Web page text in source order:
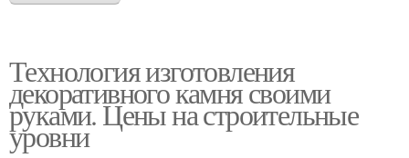
Технология изготовления
декоративного камня своими
руками. Цены на строительные
уровни